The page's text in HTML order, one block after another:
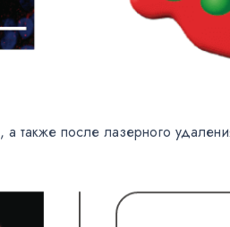
, а также после лазерного